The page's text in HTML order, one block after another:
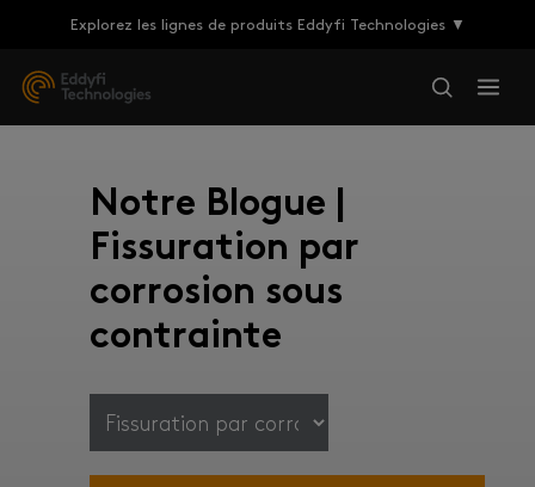
Explorez les lignes de produits Eddyfi Technologies ▼
Notre Blogue |
Fissuration par
corrosion sous
contrainte